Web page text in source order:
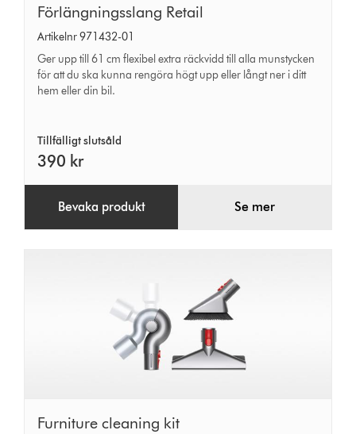
Förlängningsslang
Retail
Förlängningsslang Retail
Artikelnr 971432-01
Ger upp till 61 cm flexibel extra räckvidd till alla munstycken
för att du ska kunna rengöra högt upp eller långt ner i ditt
hem eller din bil.
Tillfälligt slutsåld
390 kr
Bevaka produkt Se mer
Furniture
Furniture cleaning kit